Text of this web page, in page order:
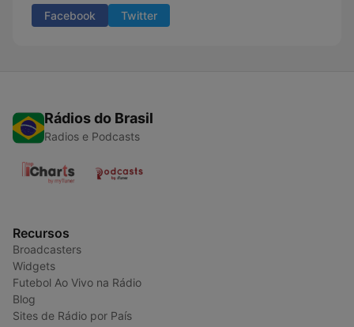
Facebook Twitter
Rádios do Brasil
Radios e Podcasts
Recursos
Broadcasters
Widgets
Futebol Ao Vivo na Rádio
Blog
Sites de Rádio por País